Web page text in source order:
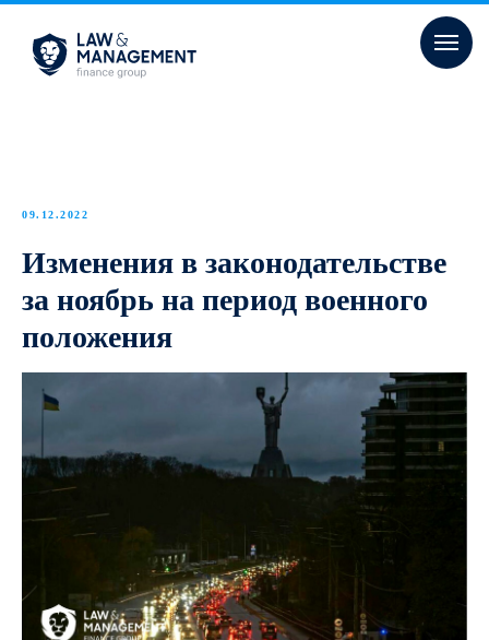
09.12.2022
Изменения в законодательстве
за ноябрь на период военного
положения